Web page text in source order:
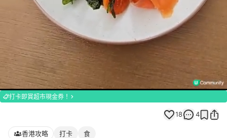
100.00%
Unmute
打卡即賞超市現金券！
18 4
香港攻略 打卡 食